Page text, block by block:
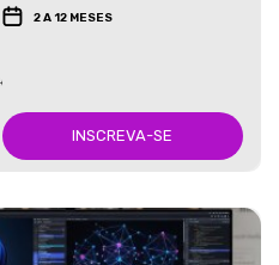
2 A 12 MESES
INSCREVA-SE